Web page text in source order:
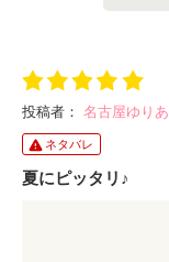
投稿者： 名古屋ゆりあ
ネタバレ
夏にピッタリ♪
いつもと変わらな